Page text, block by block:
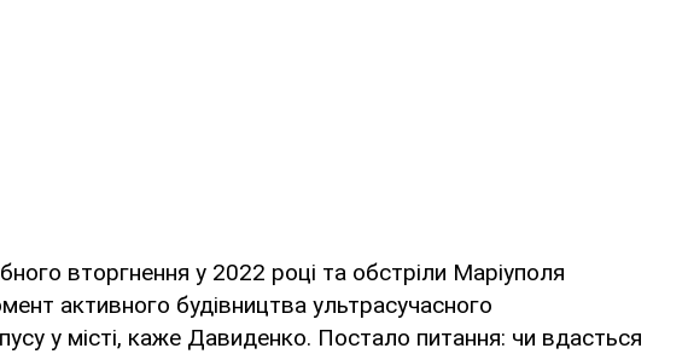
вторгнення у 2022 році та обстріли Маріуполя
активного будівництва ультрасучасного
у місті, каже Давиденко. Постало питання: чи вдасться